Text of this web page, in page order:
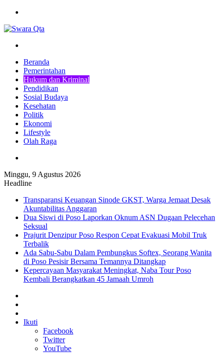
Beranda
Pemerintahan
Hukum dan Kriminal
Pendidikan
Sosial Budaya
Kesehatan
Politik
Ekonomi
Lifestyle
Olah Raga
Minggu, 9 Agustus 2026
Headline
Transparansi Keuangan Sinode GKST, Warga Jemaat Desak
Akuntabilitas Anggaran
Dua Siswi di Poso Laporkan Oknum ASN Dugaan Pelecehan
Seksual
Prajurit Denzipur Poso Respon Cepat Evakuasi Mobil Truk
Terbalik
Ada Sabu-Sabu Dalam Pembungkus Softex, Seorang Wanita
di Poso Pesisir Bersama Temannya Ditangkap
Kepercayaan Masyarakat Meningkat, Naba Tour Poso
Kembali Berangkatkan 45 Jamaah Umroh
In
Ikuti
Facebook
Twitter
YouTube